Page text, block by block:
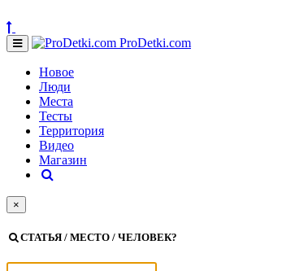
ProDetki.com
Новое
Люди
Места
Тесты
Территория
Видео
Магазин
×
СТАТЬЯ / МЕСТО / ЧЕЛОВЕК?